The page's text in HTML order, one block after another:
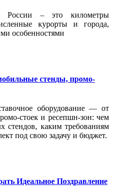
России – это километры
курорты и города,
особенностями
стенды, промо-
оборудование — от
стоек и ресепшн-зон: чем
стендов, каким требованиям
под свою задачу и бюджет.
Идеальное Поздравление